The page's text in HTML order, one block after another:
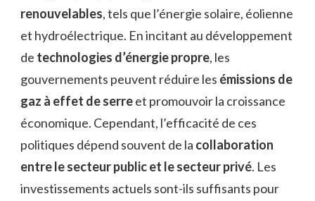
renouvelables, tels que l’énergie solaire, éolienne
et hydroélectrique. En incitant au développement
de technologies d’énergie propre, les
gouvernements peuvent réduire les émissions de
gaz à effet de serreet promouvoir la croissance
économique. Cependant, l’efficacité de ces
politiques dépend souvent de la collaboration
entre le secteur public et le secteur privé. Les
investissements actuels sont-ils suffisants pour